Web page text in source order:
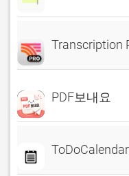
Transcription
PDF보내요